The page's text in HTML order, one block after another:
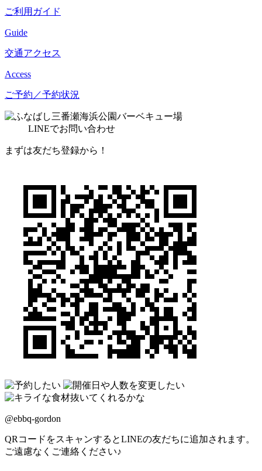
ご利用ガイド
Guide
交通アクセス
Access
ご予約／予約状況
LINEでお問い合わせ
まずは友だち登録から！
@ebbq-gordon
QRコードをスキャンするとLINEの友だちに追加されます。
ご遠慮なくご連絡ください♪